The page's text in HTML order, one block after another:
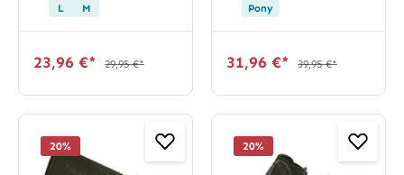
L
M
23,96 €* 29,95 €*
Pony
31,96 €* 39,95 €*
20% 20%